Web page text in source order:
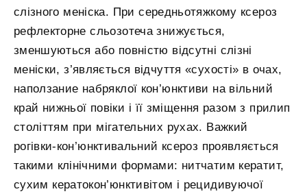
слізного меніска. При середньотяжкому ксероз
рефлекторне сльозотеча знижується,
зменшуються або повністю відсутні слізні
меніски, з’являється відчуття «сухості» в очах,
наползание набряклої кон’юнктиви на вільний
край нижньої повіки і її зміщення разом з прилип
століттям при мігательних рухах. Важкий
рогівки-кон’юнктивальний ксероз проявляється
такими клінічними формами: нитчатим кератит,
сухим кератокон’юнктивітом і рецидивуючої